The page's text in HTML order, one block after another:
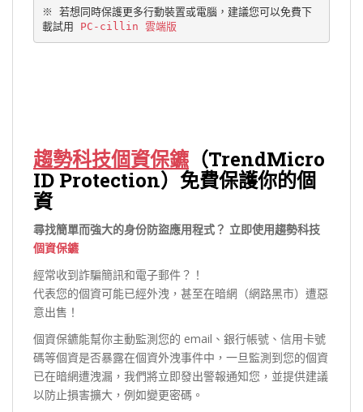
※ 若想同時保護更多行動裝置或電腦，建議您可以免費下
載試用
PC-cillin 雲端版
趨勢科技個資保鑣 （TrendMicro
ID Protection）免費保護你的個
資
尋找簡單而強大的身份防盜應用程式？ 立即使用趨勢科技
個資保鑣
經常收到詐騙簡訊和電子郵件？！
代表您的個資可能已經外洩，甚至在暗網（網路黑市）遭惡
意出售！
個資保鑣能幫你主動監測您的 email、銀行帳號、信用卡號
碼等個資是否暴露在個資外洩事件中，一旦監測到您的個資
已在暗網遭洩漏，我們將立即發出警報通知您，並提供建議
以防止損害擴大，例如變更密碼。